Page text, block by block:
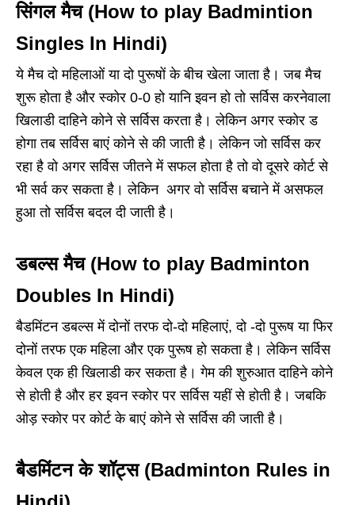
सिंगल मैच (How to play Badmintion
Singles In Hindi)
ये मैच दो महिलाओं या दो पुरूषों के बीच खेला जाता है। जब मैच
शुरू होता है और स्कोर 0-0 हो यानि इवन हो तो सर्विस करनेवाला
खिलाडी दाहिने कोने से सर्विस करता है। लेकिन अगर स्कोर ड
होगा तब सर्विस बाएं कोने से की जाती है। लेकिन जो सर्विस कर
रहा है वो अगर सर्विस जीतने में सफल होता है तो वो दूसरे कोर्ट से
भी सर्व कर सकता है। लेकिन अगर वो सर्विस बचाने में असफल
हुआ तो सर्विस बदल दी जाती है।
डबल्स मैच (How to play Badminton
Doubles In Hindi)
बैडमिंटन डबल्स में दोनों तरफ दो-दो महिलाएं, दो -दो पुरूष या फिर
दोनों तरफ एक महिला और एक पुरूष हो सकता है। लेकिन सर्विस
केवल एक ही खिलाडी कर सकता है। गेम की शुरुआत दाहिने कोने
से होती है और हर इवन स्कोर पर सर्विस यहीं से होती है। जबकि
ओड़ स्कोर पर कोर्ट के बाएं कोने से सर्विस की जाती है।
बैडमिंटन के शॉट्स (Badminton Rules in